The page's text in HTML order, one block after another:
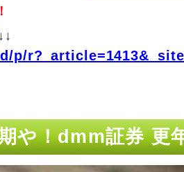
↓↓
p/
や！dmm証券 更